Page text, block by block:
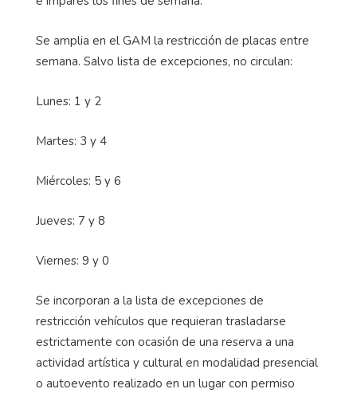
Se amplia en el GAM la restricción de placas entre
semana. Salvo lista de excepciones, no circulan:
Lunes: 1 y 2
Martes: 3 y 4
Miércoles: 5 y 6
Jueves: 7 y 8
Viernes: 9 y 0
Se incorporan a la lista de excepciones de
restricción vehículos que requieran trasladarse
estrictamente con ocasión de una reserva a una
actividad artística y cultural en modalidad presencial
o autoevento realizado en un lugar con permiso